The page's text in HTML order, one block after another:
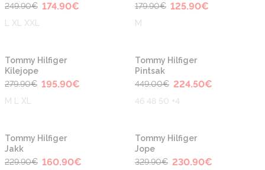
249.90€ 174.90€
L XL XXL
179.90€ 125.90€
M
-30%
Tommy Hilfiger
Kilejope
279.90€ 195.90€
M L XL
-50%
Tommy Hilfiger
Pintsak
449.00€ 224.50€
46 48 50 +4
-30%
Tommy Hilfiger
Jakk
229.90€ 160.90€
-30%
Tommy Hilfiger
Jope
329.90€ 230.90€